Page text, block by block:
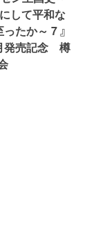
して平和な
たか～ 7 』
発売記念 樽